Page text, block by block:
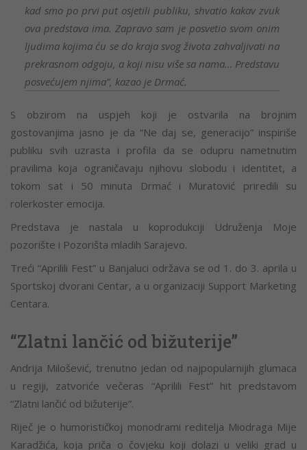
kad smo po prvi put osjetili publiku, shvatio kakav zvuk
ova predstava ima. Zapravo sam je posvetio svom onim
ljudima kojima ću se do kraja svog života zahvaljivati na
prekrasnom odgoju, a koji nisu više sa nama… Predstavu
posvećujem njima”, kazao je Drmać.
S obzirom na uspjeh koji je ostvarila na brojnim
gostovanjima jasno je da “Ne daj se, generacijo” inspiriše
publiku svih uzrasta i profila da se odupru nametnutim
pravilima koja ograničavaju njihovu slobodu i identitet, a
tokom sat i 50 minuta Drmać i Muratović priredili su
rolerkoster emocija.
Predstava je nastala u koprodukciji Udruženja Moje
pozorište i Pozorišta mladih Sarajevo.
Treći “Aprilili Fest” u Banjaluci održava se od 1. do 3. aprila u
Sportskoj dvorani Centar, a u organizaciji Support Marketing
Centara.
“Zlatni lančić od bižuterije”
Andrija Milošević, trenutno jedan od najpopularnijih glumaca
u regiji, zatvoriće večeras “Aprilili Fest” hit predstavom
“Zlatni lančić od bižuterije”.
Riječ je o humorističkoj monodrami reditelja Miodraga Mije
Karadžića, koja priča o čovjeku koji dolazi u veliki grad u